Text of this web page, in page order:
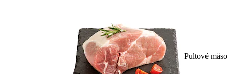
Pultové mäso